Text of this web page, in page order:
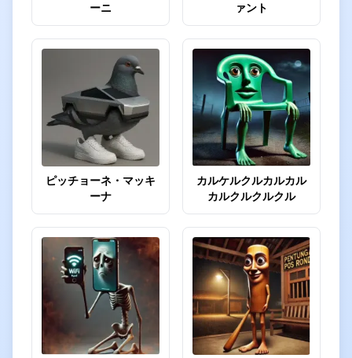
ーニ
ァント
ピッチョーネ・マッキ
ーナ
カルケルクルカルカル
カルクルクルクル